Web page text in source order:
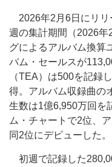
2026年2月6日にリリ
週の集計期間（2026
グによるアルバム換算
バム・セールスが
（TEA）は500を記録
得。アルバム収録曲の
生数は1億6,950万回を
ム・チャートで2位、
同2位にデビューした。
初週で記録した